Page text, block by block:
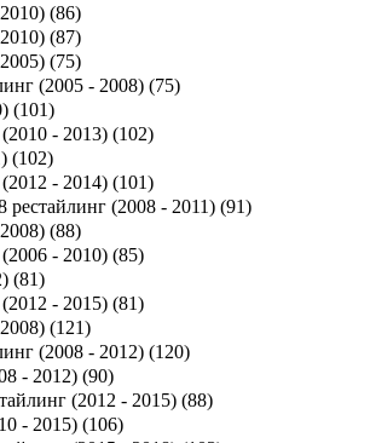
(86)
(87)
(75)
(2005 - 2008) (75)
(101)
- 2013) (102)
(102)
- 2014) (101)
рестайлинг (2008 - 2011) (91)
(88)
- 2010) (85)
(81)
- 2015) (81)
(121)
(2008 - 2012) (120)
- 2012) (90)
(2012 - 2015) (88)
- 2015) (106)